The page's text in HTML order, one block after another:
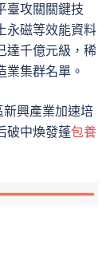
臺攻關關鍵技
磁等效能資料
達千億元級，稀
業集群名單。
新興產業加速培
破中煥發蓬包養